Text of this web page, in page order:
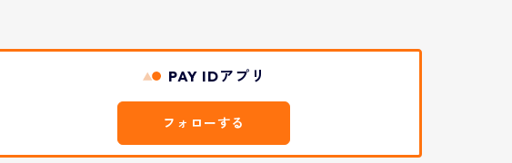
PAY IDアプリ
フォローする